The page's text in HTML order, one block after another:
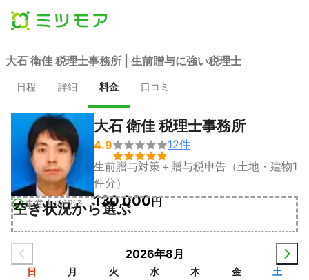
大石 衛佳 税理士事務所 | 生前贈与に強い税理士
日程 詳細 料金 口コミ
事業者確認済
大石 衛佳 税理士事務所
4.9

12件
生前贈与対策＋贈与税申告（土地・建物1
件分）
130,000円
空き状況から選ぶ
2026年8月
日 月 火 水 木 金 土